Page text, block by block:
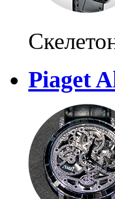
Piaget